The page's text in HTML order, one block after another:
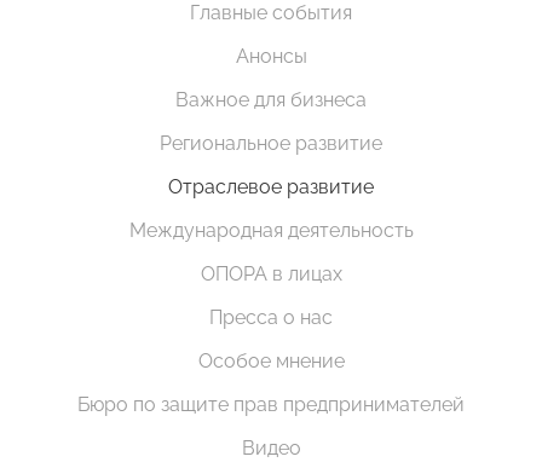
Главные события
Анонсы
Важное для бизнеса
Региональное развитие
Отраслевое развитие
Международная деятельность
ОПОРА в лицах
Пресса о нас
Особое мнение
Бюро по защите прав предпринимателей
Видео